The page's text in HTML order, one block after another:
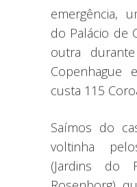
emergência,
do Palácio de
outra
Copenhague
custa 115
Saímos do
voltinha
(Jardins do